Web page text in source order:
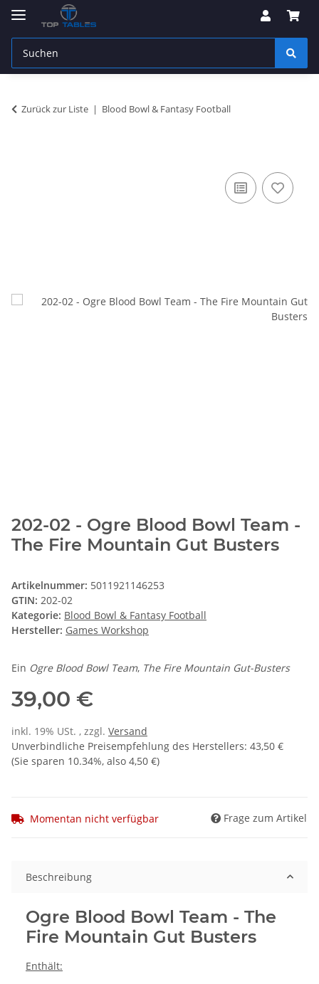
Zurück zur Liste Blood Bowl & Fantasy Football
202-02 - Ogre Blood Bowl Team -
The Fire Mountain Gut Busters
Artikelnummer: 5011921146253
GTIN: 202-02
Kategorie: Blood Bowl & Fantasy Football
Hersteller: Games Workshop
Ein Ogre Blood Bowl Team, The Fire Mountain Gut-Busters
39,00 €
inkl. 19% USt. , zzgl. Versand
Unverbindliche Preisempfehlung des Herstellers: 43,50 €
(Sie sparen 10.34%, also 4,50 €)
Momentan nicht verfügbar Frage zum Artikel
Beschreibung
Ogre Blood Bowl Team - The
Fire Mountain Gut Busters
Enthält: